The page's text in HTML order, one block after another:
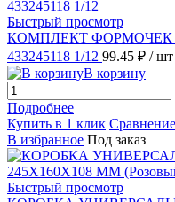
Быстрый просмотр
КОМПЛЕКТ ФОРМОЧЕК
433245118 1/12 99.45 ₽ / шт
В корзину
Подробнее
Купить в 1 клик Сравнение
В избранное Под заказ
Быстрый просмотр